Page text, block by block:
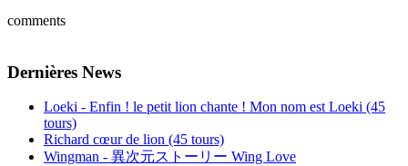
comments
Dernières News
Loeki - Enfin ! le petit lion chante ! Mon nom est Loeki (45
tours)
Richard cœur de lion (45 tours)
Wingman - 異次元ストーリー Wing Love